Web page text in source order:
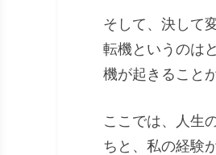
そして、決して
転機というのは
機が起きること
ここでは、人生
ちと、私の経験